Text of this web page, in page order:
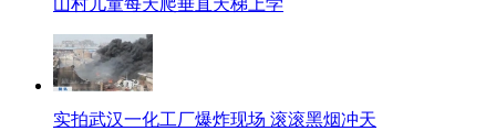
山村儿童每天爬垂直天梯上学
实拍武汉一化工厂爆炸现场 滚滚黑烟冲天